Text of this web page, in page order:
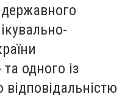
одного із